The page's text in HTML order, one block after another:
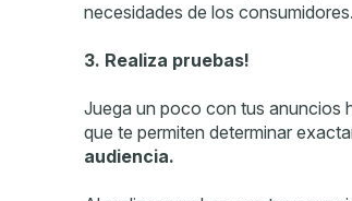
necesidades de los consumidores.
3. Realiza pruebas!
Juega un poco con tus anuncios
que te permiten determinar
audiencia.